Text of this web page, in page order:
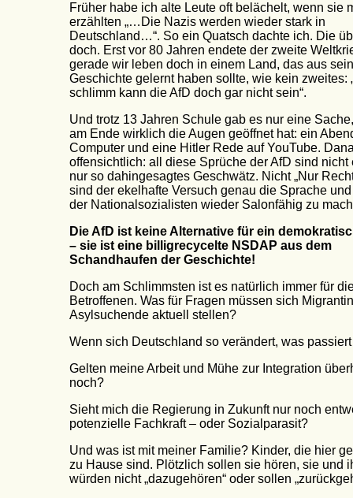
Früher habe ich alte Leute oft belächelt, wenn sie
erzählten „…Die Nazis werden wieder stark in
Deutschland…“. So ein Quatsch dachte ich. Die
doch. Erst vor 80 Jahren endete der zweite
gerade wir leben doch in einem Land, das aus
Geschichte gelernt haben sollte, wie kein zweites:
schlimm kann die AfD doch gar nicht sein“.
Und trotz 13 Jahren Schule gab es nur eine
am Ende wirklich die Augen geöffnet hat: ein
Computer und eine Hitler Rede auf YouTube.
offensichtlich: all diese Sprüche der AfD sind nicht
nur so dahingesagtes Geschwätz. Nicht „Nur
sind der ekelhafte Versuch genau die Sprache
der Nationalsozialisten wieder Salonfähig zu
Die AfD ist keine Alternative für ein
– sie ist eine billigrecycelte NSDAP aus dem
Schandhaufen der Geschichte!
Doch am Schlimmsten ist es natürlich immer für
Betroffenen. Was für Fragen müssen sich
Asylsuchende aktuell stellen?
Wenn sich Deutschland so verändert, was
Gelten meine Arbeit und Mühe zur Integration
noch?
Sieht mich die Regierung in Zukunft nur noch
potenzielle Fachkraft – oder Sozialparasit?
Und was ist mit meiner Familie? Kinder, die hier
zu Hause sind. Plötzlich sollen sie hören, sie und
würden nicht „dazugehören“ oder sollen